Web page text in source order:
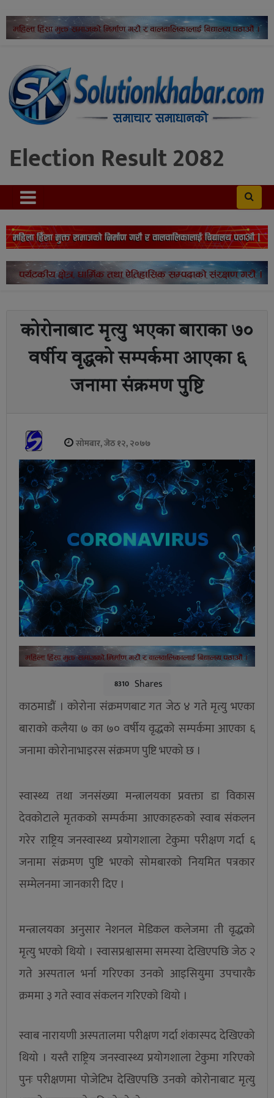
Election Result 2082
कोरोनाबाट मृत्यु भएका बाराका ७०
वर्षीय वृद्धको सम्पर्कमा आएका ६
जनामा संक्रमण पुष्टि
सोमबार, जेठ १२, २०७७
8310 Shares
काठमाडौं । कोरोना संक्रमणबाट गत जेठ ४ गते मृत्यु भएका
बाराको कलैया ७ का ७० वर्षीय वृद्धको सम्पर्कमा आएका ६
जनामा कोरोनाभाइरस संक्रमण पुष्टि भएको छ ।
स्वास्थ्य तथा जनसंख्या मन्त्रालयका प्रवक्ता डा विकास
देवकोटाले मृतकको सम्पर्कमा आएकाहरुको स्वाब संकलन
गरेर राष्ट्रिय जनस्वास्थ्य प्रयोगशाला टेकुमा परीक्षण गर्दा ६
जनामा संक्रमण पुष्टि भएको सोमबारको नियमित पत्रकार
सम्मेलनमा जानकारी दिए ।
मन्त्रालयका अनुसार नेशनल मेडिकल कलेजमा ती वृद्धको
मृत्यु भएको थियो । स्वासप्रश्वासमा समस्या देखिएपछि जेठ २
गते अस्पताल भर्ना गरिएका उनको आइसियुमा उपचारकै
क्रममा ३ गते स्वाव संकलन गरिएको थियो ।
स्वाब नारायणी अस्पतालमा परीक्षण गर्दा शंकास्पद देखिएको
थियो । यस्तै राष्ट्रिय जनस्वास्थ्य प्रयोगशाला टेकुमा गरिएको
पुनः परीक्षणमा पोजेटिभ देखिएपछि उनको कोरोनाबाट मृत्यु